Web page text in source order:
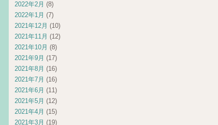
2022年2月 (8)
2022年1月 (7)
2021年12月 (10)
2021年11月 (12)
2021年10月 (8)
2021年9月 (17)
2021年8月 (16)
2021年7月 (16)
2021年6月 (11)
2021年5月 (12)
2021年4月 (15)
2021年3月 (19)